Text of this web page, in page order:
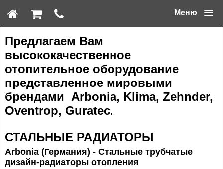
Меню
Предлагаем Вам
высококачественное
отопительное оборудование
представленное мировыми
брендами Arbonia, Klima, Zehnder,
Oventrop, Guratec.
СТАЛЬНЫЕ РАДИАТОРЫ
Arbonia (Германия) - Стальные трубчатые
дизайн-радиаторы отопления